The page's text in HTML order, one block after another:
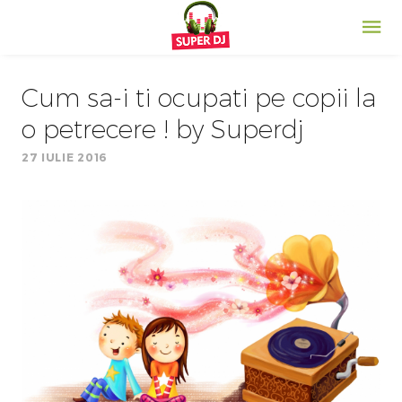
Cum sa-i ti ocupati pe copii la
o petrecere ! by Superdj
27 IULIE 2016